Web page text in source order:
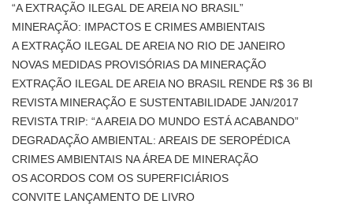
“A EXTRAÇÃO ILEGAL DE AREIA NO BRASIL”
MINERAÇÃO: IMPACTOS E CRIMES AMBIENTAIS
A EXTRAÇÃO ILEGAL DE AREIA NO RIO DE JANEIRO
NOVAS MEDIDAS PROVISÓRIAS DA MINERAÇÃO
EXTRAÇÃO ILEGAL DE AREIA NO BRASIL RENDE R$ 36 BI
REVISTA MINERAÇÃO E SUSTENTABILIDADE JAN/2017
REVISTA TRIP: “A AREIA DO MUNDO ESTÁ ACABANDO”
DEGRADAÇÃO AMBIENTAL: AREAIS DE SEROPÉDICA
CRIMES AMBIENTAIS NA ÁREA DE MINERAÇÃO
OS ACORDOS COM OS SUPERFICIÁRIOS
CONVITE LANÇAMENTO DE LIVRO